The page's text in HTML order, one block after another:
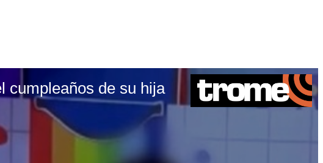
cumpleaños de su hija